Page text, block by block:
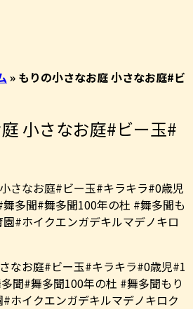
» もりの小さなお庭 小さなお庭#ビ
小さなお庭#ビー玉#
なお庭#ビー玉#キラキラ#0歳児#1
聞#舞多聞100年の杜 #舞多聞もり
ホイクエンガデキルマデノキロク